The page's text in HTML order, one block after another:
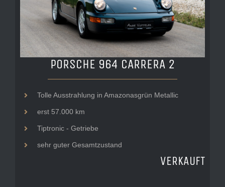
PORSCHE 964 CARRERA 2
Tolle Ausstrahlung in Amazonasgrün Metallic
erst 57.000 km
Tiptronic - Getriebe
sehr guter Gesamtzustand
VERKAUFT